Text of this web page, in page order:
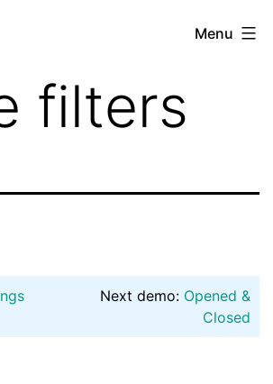
Menu
filters
Next demo: Opened &
Closed